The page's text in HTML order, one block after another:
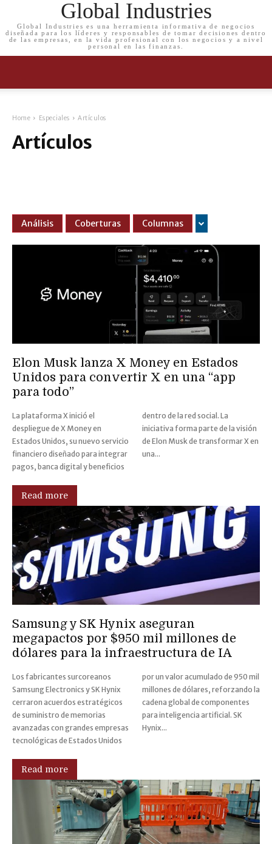
Global Industries
Global Industries es una herramienta informativa de negocios
diseñada para los líderes y responsables de tomar decisiones dentro
de las empresas, en la vida profesional con los negocios y a nivel
personal en las finanzas.
Home Especiales Artículos
Artículos
Análisis Coberturas Columnas
Elon Musk lanza X Money en Estados
Unidos para convertir X en una “app
para todo”
La plataforma X inició el
despliegue de X Money en
Estados Unidos, su nuevo servicio
financiero diseñado para integrar
pagos, banca digital y beneficios
dentro de la red social. La
iniciativa forma parte de la visión
de Elon Musk de transformar X en
una...
Read more
Samsung y SK Hynix aseguran
megapactos por $950 mil millones de
dólares para la infraestructura de IA
Los fabricantes surcoreanos
Samsung Electronics y SK Hynix
cerraron acuerdos estratégicos
de suministro de memorias
avanzadas con grandes empresas
tecnológicas de Estados Unidos
por un valor acumulado de 950 mil
millones de dólares, reforzando la
cadena global de componentes
para inteligencia artificial. SK
Hynix...
Read more